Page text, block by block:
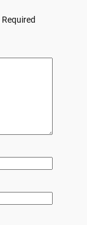
Required